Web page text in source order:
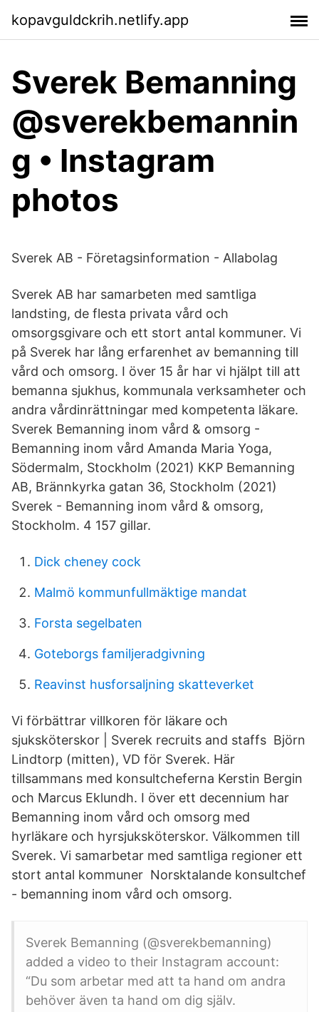
kopavguldckrih.netlify.app
Sverek Bemanning
@sverekbemannin
g • Instagram
photos
Sverek AB - Företagsinformation - Allabolag
Sverek AB har samarbeten med samtliga
landsting, de flesta privata vård och
omsorgsgivare och ett stort antal kommuner. Vi
på Sverek har lång erfarenhet av bemanning till
vård och omsorg. I över 15 år har vi hjälpt till att
bemanna sjukhus, kommunala verksamheter och
andra vårdinrättningar med kompetenta läkare.
Sverek Bemanning inom vård & omsorg -
Bemanning inom vård Amanda Maria Yoga,
Södermalm, Stockholm (2021) KKP Bemanning
AB, Brännkyrka gatan 36, Stockholm (2021)
Sverek - Bemanning inom vård & omsorg,
Stockholm. 4 157 gillar.
Dick cheney cock
Malmö kommunfullmäktige mandat
Forsta segelbaten
Goteborgs familjeradgivning
Reavinst husforsaljning skatteverket
Vi förbättrar villkoren för läkare och
sjuksköterskor | Sverek recruits and staffs Björn
Lindtorp (mitten), VD för Sverek. Här
tillsammans med konsultcheferna Kerstin Bergin
och Marcus Eklundh. I över ett decennium har
Bemanning inom vård och omsorg med
hyrläkare och hyrsjuksköterskor. Välkommen till
Sverek. Vi samarbetar med samtliga regioner ett
stort antal kommuner Norsktalande konsultchef
- bemanning inom vård och omsorg.
Sverek Bemanning (@sverekbemanning)
added a video to their Instagram account:
“Du som arbetar med att ta hand om andra
behöver även ta hand om dig själv.